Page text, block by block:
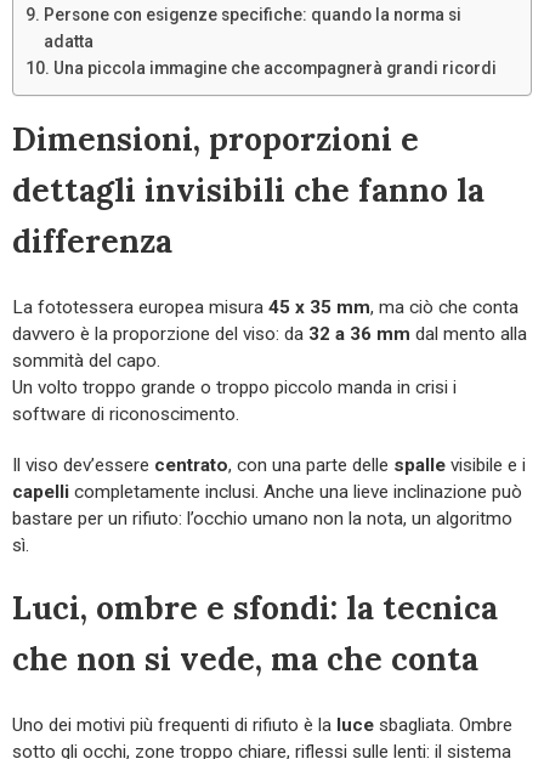
Persone con esigenze specifiche: quando la norma si
adatta
Una piccola immagine che accompagnerà grandi ricordi
Dimensioni, proporzioni e
dettagli invisibili che fanno la
differenza
La fototessera europea misura 45 x 35 mm, ma ciò che conta
davvero è la proporzione del viso: da 32 a 36 mm dal mento alla
sommità del capo.
Un volto troppo grande o troppo piccolo manda in crisi i
software di riconoscimento.
Il viso dev’essere centrato, con una parte delle spalle visibile e i
capelli completamente inclusi. Anche una lieve inclinazione può
bastare per un rifiuto: l’occhio umano non la nota, un algoritmo
sì.
Luci, ombre e sfondi: la tecnica
che non si vede, ma che conta
Uno dei motivi più frequenti di rifiuto è la luce sbagliata. Ombre
sotto gli occhi, zone troppo chiare, riflessi sulle lenti: il sistema